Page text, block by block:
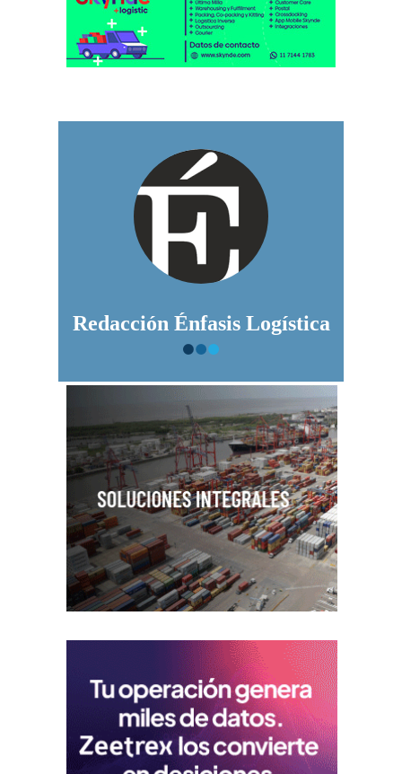
Redacción Énfasis Logística